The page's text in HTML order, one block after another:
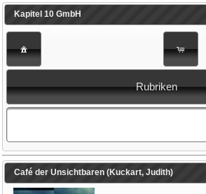
Kapitel 10 GmbH
Rubriken
Café der Unsichtbaren (Kuckart, Judith)